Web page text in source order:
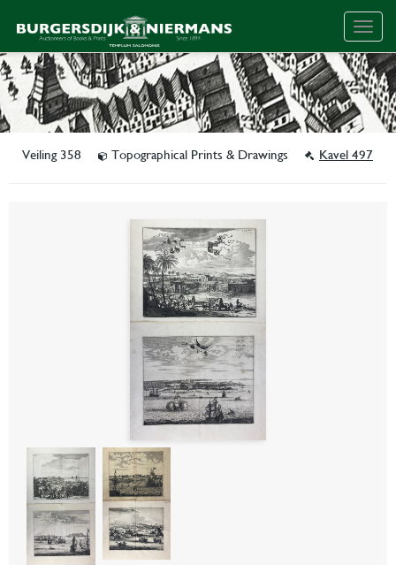
Veiling 358 Topographical Prints & Drawings Kavel 497